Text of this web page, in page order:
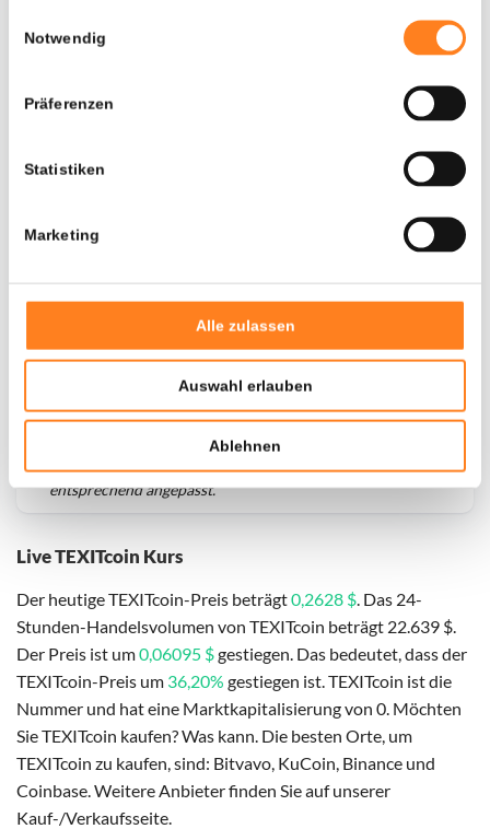
Notwendig
Präferenzen
Statistiken
Marketing
Alle zulassen
Auswahl erlauben
Ablehnen
Live TEXITcoin Kurs
Der heutige TEXITcoin-Preis beträgt0,2628 $. Das 24-
Stunden-Handelsvolumen von TEXITcoin beträgt 22.639 $.
Der Preis ist um0,06095 $gestiegen. Das bedeutet, dass der
TEXITcoin-Preis um 36,20% gestiegen ist. TEXITcoin ist die
Nummer und hat eine Marktkapitalisierung von 0. Möchten
Sie TEXITcoin kaufen? Was kann. Die besten Orte, um
TEXITcoin zu kaufen, sind: Bitvavo, KuCoin, Binance und
Coinbase. Weitere Anbieter finden Sie auf unserer
Kauf-/Verkaufsseite.
- 0,00%
haben wir historische Daten seit
2025, das hypothetische erste Investitionsdatum wurde
entsprechend angepasst.